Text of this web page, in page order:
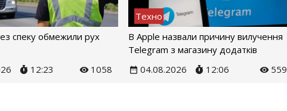
спеку обмежили рух
12:23 1058
Техно
В Apple назвали причину вилучення
Telegram з магазину додатків
04.08.2026
12:06 559